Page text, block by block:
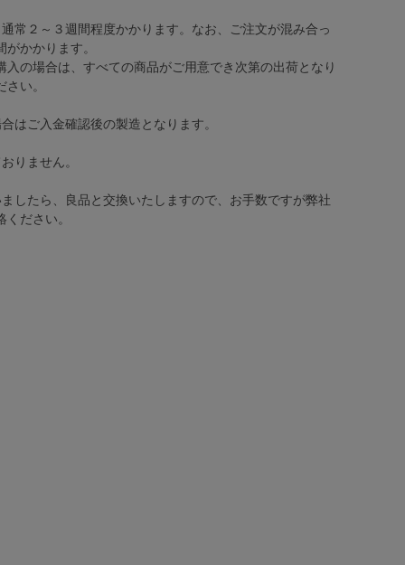
常２～３週間程度かかります。なお、ご注文が混み合っ
かかります。
入の場合は、すべての商品がご用意でき次第の出荷となり
い。
はご入金確認後の製造となります。
りません。
したら、良品と交換いたしますので、お手数ですが弊社
ださい。